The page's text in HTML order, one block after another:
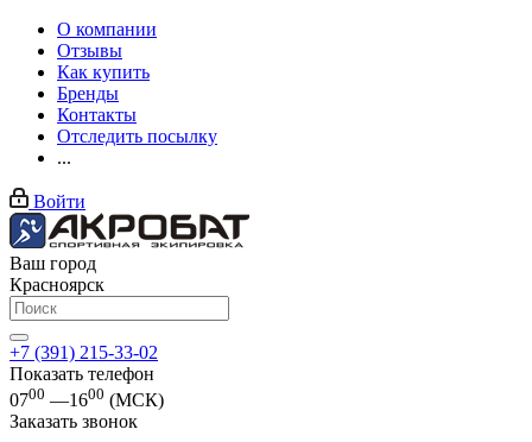
О компании
Отзывы
Как купить
Бренды
Контакты
Отследить посылку
...
Войти
Ваш город
Красноярск
+7 (391) 215-33-02
Показать телефон
0700 —1600 (МСК)
Заказать звонок